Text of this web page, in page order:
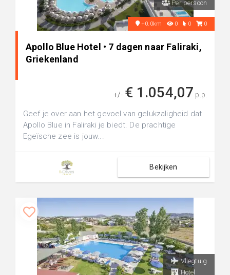
Per persoon
+0.0km 0 0 0
Apollo Blue Hotel • 7 dagen naar Faliraki,
Griekenland
+/- € 1.054,07 p.p.
Geef je over aan het gevoel van gelukzaligheid dat
Apollo Blue in Faliraki je biedt. De prachtige
Egeïsche zee is jouw...
Bekijken
Vliegtuig
Hotel